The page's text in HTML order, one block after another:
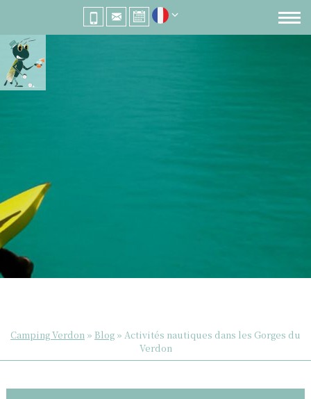
RELAIS DE LA BRESQUE entre Var et Verdon
Camping Verdon » Blog » Activités nautiques dans les Gorges du
Verdon